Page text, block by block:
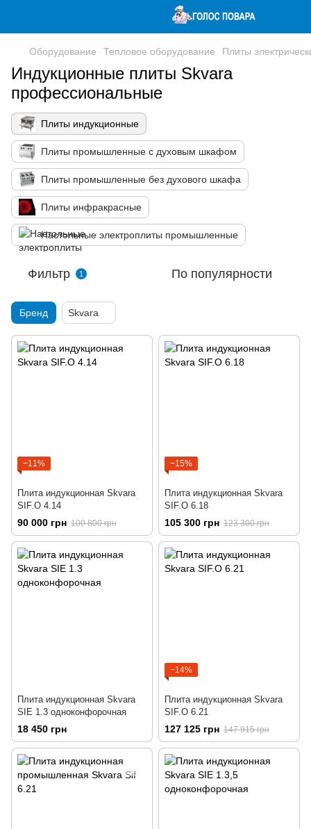
Оборудование Тепловое оборудование Плиты
Индукционные плиты Skvara
профессиональные
Плиты индукционные
Плиты промышленные с духовым шкафом
Плиты промышленные без духового шкафа
Плиты инфракрасные
Настольные электроплиты промышленные
Фильтр 1 По популярности
Бренд Skvara
−11%
Плита индукционная Skvara
SIF.O 4.14
90 000 грн 100 800 грн
−15%
Плита индукционная Skvara
SIF.O 6.18
105 300 грн 123 300 грн
Плита индукционная Skvara
SIЕ 1.3 одноконфорочная
18 450 грн
−14%
Плита индукционная Skvara
SIF.O 6.21
127 125 грн 147 915 грн